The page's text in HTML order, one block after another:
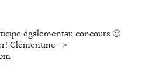
égalementau concours 🙂
Clémentine –>